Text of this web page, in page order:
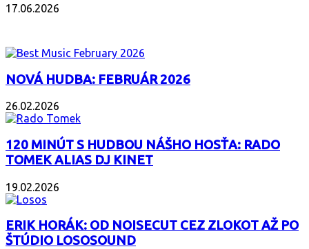
17.06.2026
NOVÁ HUDBA: FEBRUÁR 2026
26.02.2026
120 MINÚT S HUDBOU NÁŠHO HOSŤA: RADO
TOMEK ALIAS DJ KINET
19.02.2026
ERIK HORÁK: OD NOISECUT CEZ ZLOKOT AŽ PO
ŠTÚDIO LOSOSOUND